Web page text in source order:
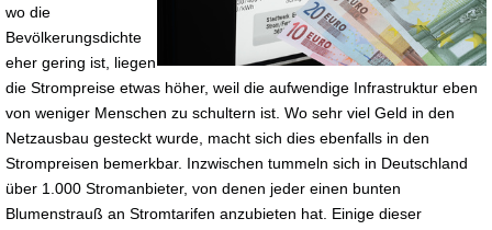
wo die
Bevölkerungsdichte
eher gering ist, liegen
die Strompreise etwas höher, weil die aufwendige Infrastruktur eben
von weniger Menschen zu schultern ist. Wo sehr viel Geld in den
Netzausbau gesteckt wurde, macht sich dies ebenfalls in den
Strompreisen bemerkbar. Inzwischen tummeln sich in Deutschland
über 1.000 Stromanbieter, von denen jeder einen bunten
Blumenstrauß an Stromtarifen anzubieten hat. Einige dieser